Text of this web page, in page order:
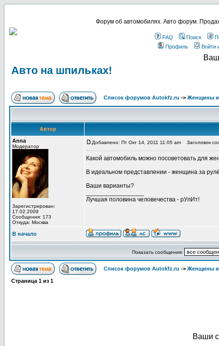
Форум об автомобилях. Авто форум.
FAQ Поиск
Профиль
Войти
Авто на шпильках!
Список форумов Autokfz.ru -> Женщины и
Автор
Anna
Модератор
Зарегистрирован:
17.02.2009
Сообщения: 173
Откуда: Москва
Добавлено: Пт Окт 14, 2011 11:05 am Заголовок
Какой автомобиль можно посоветовать для
В идеальном представлении - женщина за
Ваши варианты?
Лучшая половина человечества - рУлИт!
В начало
Показать сообщения:
Список форумов Autokfz.ru -> Женщины и
Страница 1 из 1
Ваши